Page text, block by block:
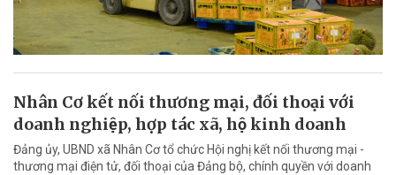
Nhân Cơ kết nối thương mại, đối thoại với
doanh nghiệp, hợp tác xã, hộ kinh doanh
Đảng ủy, UBND xã Nhân Cơ tổ chức Hội nghị kết nối thương mại -
thương mại điện tử, đối thoại của Đảng bộ, chính quyền với doanh